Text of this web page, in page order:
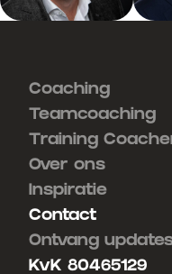
Coaching
Teamcoaching
Training
Over ons
Inspiratie
Contact
Ontvang
KvK 80465129